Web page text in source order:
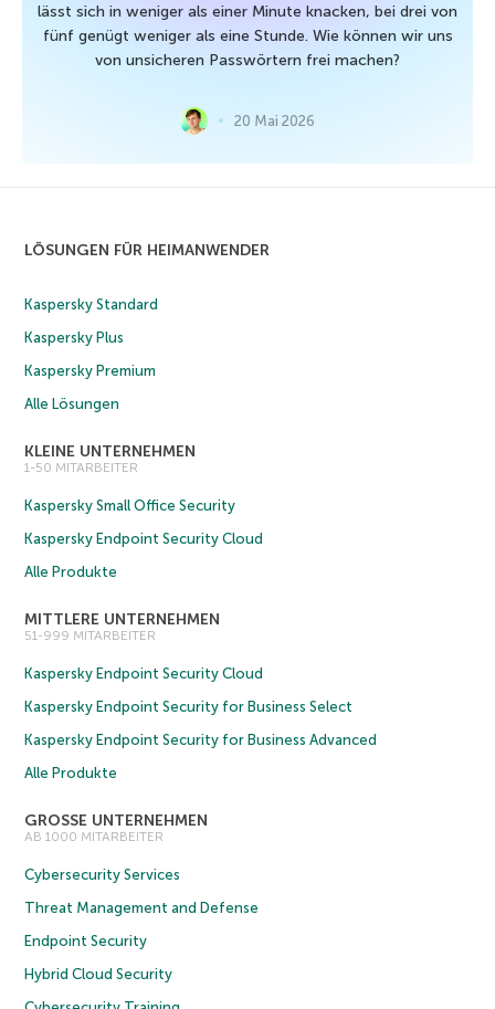
lässt sich in weniger als einer Minute knacken, bei drei von
fünf genügt weniger als eine Stunde. Wie können wir uns
von unsicheren Passwörtern frei machen?
20 Mai 2026
LÖSUNGEN FÜR HEIMANWENDER
Kaspersky Standard
Kaspersky Plus
Kaspersky Premium
Alle Lösungen
KLEINE UNTERNEHMEN
1-50 MITARBEITER
Kaspersky Small Office Security
Kaspersky Endpoint Security Cloud
Alle Produkte
MITTLERE UNTERNEHMEN
51-999 MITARBEITER
Kaspersky Endpoint Security Cloud
Kaspersky Endpoint Security for Business Select
Kaspersky Endpoint Security for Business Advanced
Alle Produkte
GROSSE UNTERNEHMEN
AB 1000 MITARBEITER
Cybersecurity Services
Threat Management and Defense
Endpoint Security
Hybrid Cloud Security